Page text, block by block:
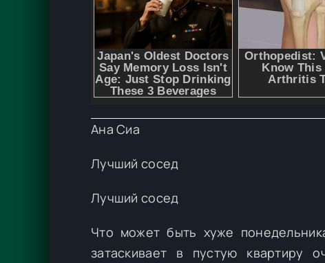
Ана Сиа
Лучший сосед
Лучший сосед
Что может быть хуже
затаскивает в пустую квартиру